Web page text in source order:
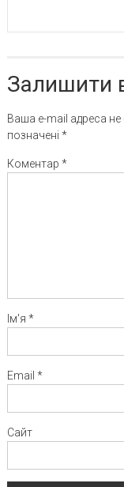
Залишити
Ваша e-mail адреса
позначені *
Коментар *
Ім'я *
Email *
Сайт